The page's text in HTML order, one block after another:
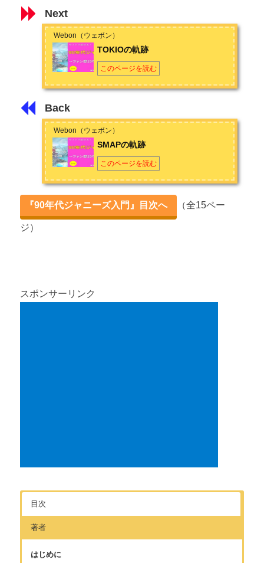
Next
Webon（ウェボン）
TOKIOの軌跡
このページを読む
Back
Webon（ウェボン）
SMAPの軌跡
このページを読む
『90年代ジャニーズ入門』目次へ （全15ペー
ジ）
スポンサーリンク
目次
著者
はじめに